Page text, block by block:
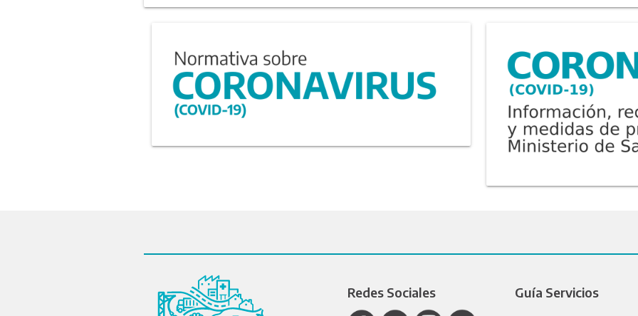
Redes Sociales Guía Servicios